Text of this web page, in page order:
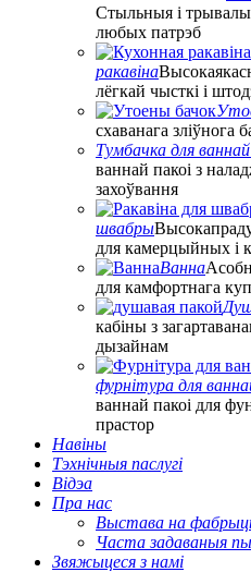
Стыльныя і
любых патрэб
ракавіна
лёгкай чысткі і
схаванага зліўнога
Тумбачка для ваннай
ваннай пакоі з
захоўвання
швабры
для камерцыйных і
Ванна
для камфортнага
кабіны з
дызайнам
фурнітура для
ваннай пакоі для
прастор
Навіны
Тэхнічныя паслугі
Відэа
Пра нас
Выстава на
Часта задаваныя
Звяжыцеся з намі